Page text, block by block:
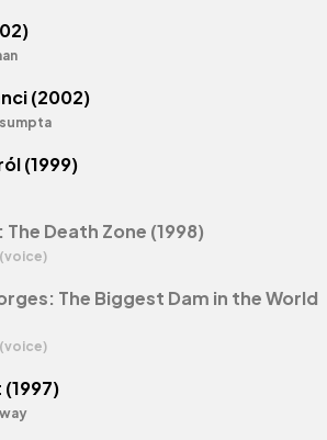
(1999)
Death Zone (1998)
(2002)
The Biggest Dam in the World